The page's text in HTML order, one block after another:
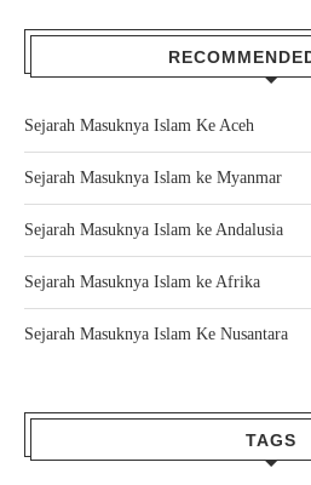
Sejarah Masuknya Islam Ke Aceh
Sejarah Masuknya Islam ke Myanmar
Sejarah Masuknya Islam ke Andalusia
Sejarah Masuknya Islam ke Afrika
Sejarah Masuknya Islam Ke Nusantara
TAGS